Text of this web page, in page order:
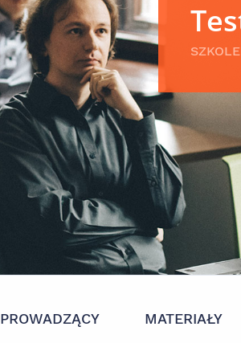
PROWADZĄCY MATERIAŁY